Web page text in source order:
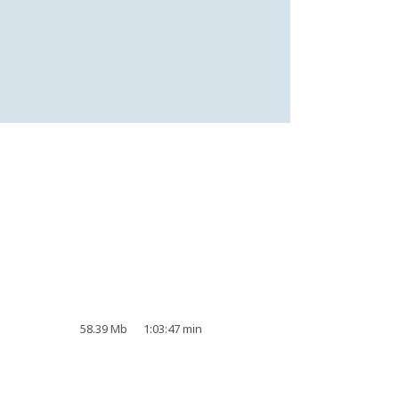
58.39 Mb 1:03:47 min